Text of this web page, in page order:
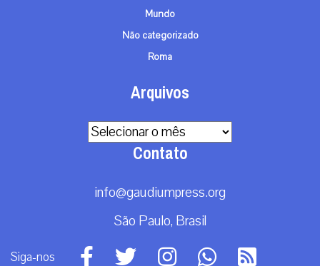
Mundo
Não categorizado
Roma
Arquivos
Arquivos
Contato
info@gaudiumpress.org
São Paulo, Brasil
Siga-nos